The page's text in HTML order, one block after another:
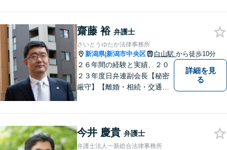
思っています。
齋藤 裕 弁護士
さいとうゆたか法律事務所
新潟県|新潟市中央区 白山駅 から徒歩10分
２６年間の経験と実績、２０
２３年度日弁連副会長【秘密
厳守】【離婚・相続・交通事
詳細を見
る
今井 慶貴 弁護士
弁護士法人一新総合法律事務所